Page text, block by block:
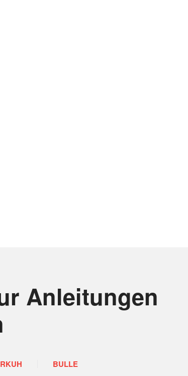
Anleitungen
BULLE